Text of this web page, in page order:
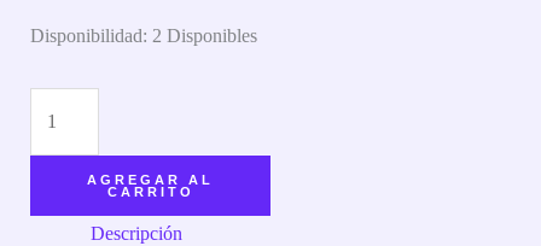
Disponibilidad: 2 Disponibles
AGREGAR AL
CARRITO
Descripción